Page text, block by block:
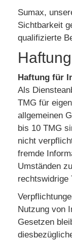
Sumax,
Sichtbarkeit
qualifizierte
Haftung
Haftung für
Als
TMG für
allgemeinen
bis 10 TMG
nicht
fremde
Umständen
rechtswidrige
Nutzung von
Gesetzen